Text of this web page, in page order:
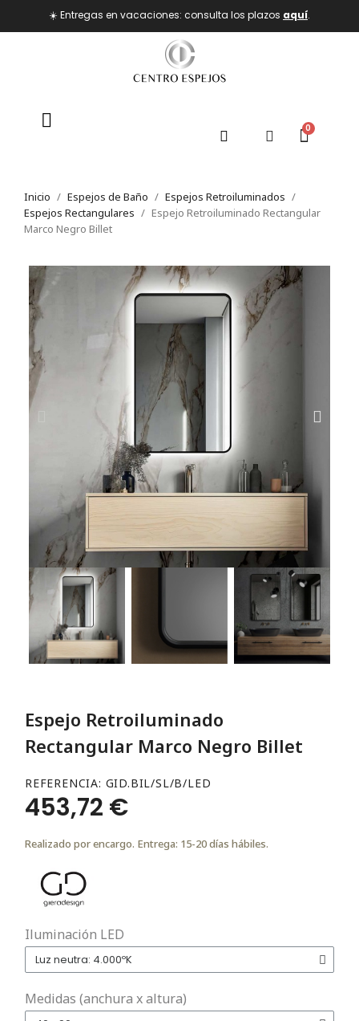
☀️ Entregas en vacaciones: consulta los plazos aquí.
Inicio Espejos de Baño
Espejos Retroiluminados
Espejos Rectangulares
Espejo Retroiluminado Rectangular
Marco Negro Billet
Espejo Retroiluminado
Rectangular Marco Negro Billet
REFERENCIA GID.BIL/SL/B/LED
453,72 €
Realizado por encargo. Entrega: 15-20 días hábiles.
Iluminación LED
Medidas (anchura x altura)